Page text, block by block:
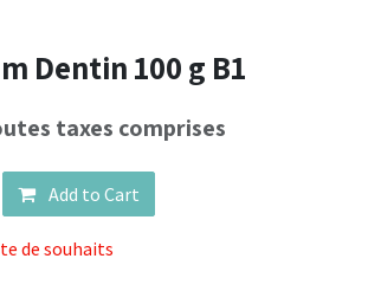
Dentin 100 g B1
taxes comprises
Add to Cart
de souhaits